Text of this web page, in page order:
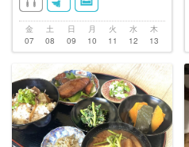
金
07
土
08
日
09
月
10
火
11
水
12
木
13